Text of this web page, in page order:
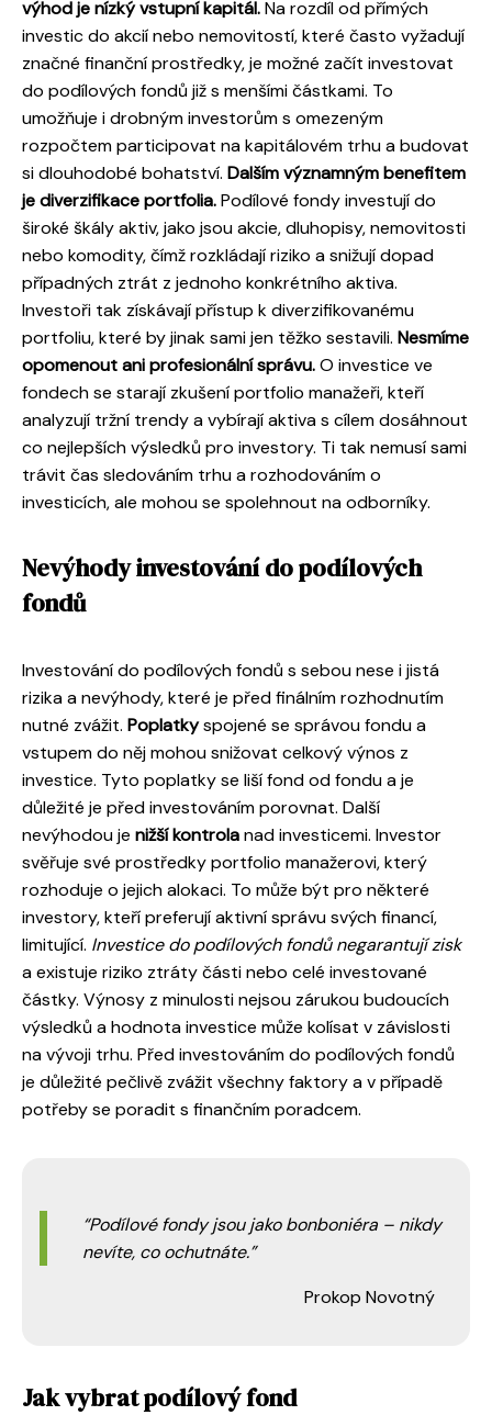
výhod je nízký vstupní kapitál.Na rozdíl od přímých
investic do akcií nebo nemovitostí, které často vyžadují
značné finanční prostředky, je možné začít investovat
do podílových fondů již s menšími částkami. To
umožňuje i drobným investorům s omezeným
rozpočtem participovat na kapitálovém trhu a budovat
si dlouhodobé bohatství. Dalším významným benefitem
je diverzifikace portfolia.Podílové fondy investují do
široké škály aktiv, jako jsou akcie, dluhopisy, nemovitosti
nebo komodity, čímž rozkládají riziko a snižují dopad
případných ztrát z jednoho konkrétního aktiva.
Investoři tak získávají přístup k diverzifikovanému
portfoliu, které by jinak sami jen těžko sestavili. Nesmíme
opomenout ani profesionální správu.O investice ve
fondech se starají zkušení portfolio manažeři, kteří
analyzují tržní trendy a vybírají aktiva s cílem dosáhnout
co nejlepších výsledků pro investory. Ti tak nemusí sami
trávit čas sledováním trhu a rozhodováním o
investicích, ale mohou se spolehnout na odborníky.
Nevýhody investování do podílových
fondů
Investování do podílových fondů s sebou nese i jistá
rizika a nevýhody, které je před finálním rozhodnutím
nutné zvážit. Poplatkyspojené se správou fondu a
vstupem do něj mohou snižovat celkový výnos z
investice. Tyto poplatky se liší fond od fondu a je
důležité je před investováním porovnat. Další
nevýhodou je nižší kontrolanad investicemi. Investor
svěřuje své prostředky portfolio manažerovi, který
rozhoduje o jejich alokaci. To může být pro některé
investory, kteří preferují aktivní správu svých financí,
limitující. Investice do podílových fondů negarantují zisk
a existuje riziko ztráty části nebo celé investované
částky. Výnosy z minulosti nejsou zárukou budoucích
výsledků a hodnota investice může kolísat v závislosti
na vývoji trhu. Před investováním do podílových fondů
je důležité pečlivě zvážit všechny faktory a v případě
potřeby se poradit s finančním poradcem.
Podílové fondy jsou jako bonboniéra – nikdy
nevíte, co ochutnáte.
Prokop Novotný
Jak vybrat podílový fond